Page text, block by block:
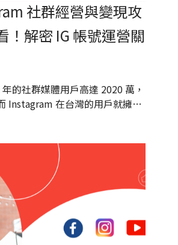
社群經營與變現攻
！解密 IG 帳號運營關
的社群媒體用戶高達 2020 萬，
Instagram 在台灣的用戶就擁有
過獨家 AI 網紅資料庫，解析並
」、「內容曝光九大技巧」、
」、「粉絲經營心法」等全方
策略，協助有志投入經營的創作
脫穎而出！